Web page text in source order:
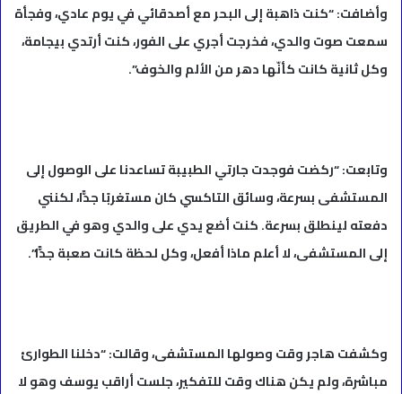
وأضافت: “كنت ذاهبة إلى البحر مع أصدقائي في يوم عادي، وفجأة
سمعت صوت والدي، فخرجت أجري على الفور، كنت أرتدي بيجامة،
وكل ثانية كانت كأنّها دهر من الألم والخوف”.
وتابعت: “ركضت فوجدت جارتي الطبيبة تساعدنا على الوصول إلى
المستشفى بسرعة، وسائق التاكسي كان مستغربًا جدًّا، لكنني
دفعته لينطلق بسرعة. كنت أضع يدي على والدي وهو في الطريق
إلى المستشفى، لا أعلم ماذا أفعل، وكل لحظة كانت صعبة جدًّا”.
وكشفت هاجر وقت وصولها المستشفى، وقالت: “دخلنا الطوارئ
مباشرة، ولم يكن هناك وقت للتفكير، جلست أراقب يوسف وهو لا